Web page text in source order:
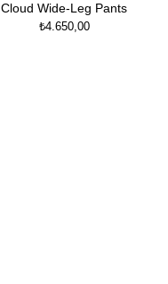
Cloud Wide-Leg Pants
₺4.650,00